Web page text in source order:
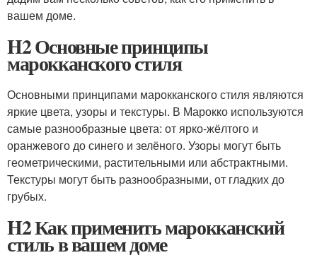
вашем доме.
H2 Основные принципы
марокканского стиля
Основными принципами марокканского стиля являются
яркие цвета, узоры и текстуры. В Марокко используются
самые разнообразные цвета: от ярко-жёлтого и
оранжевого до синего и зелёного. Узоры могут быть
геометрическими, растительными или абстрактными.
Текстуры могут быть разнообразными, от гладких до
грубых.
H2 Как применить марокканский
стиль в вашем доме